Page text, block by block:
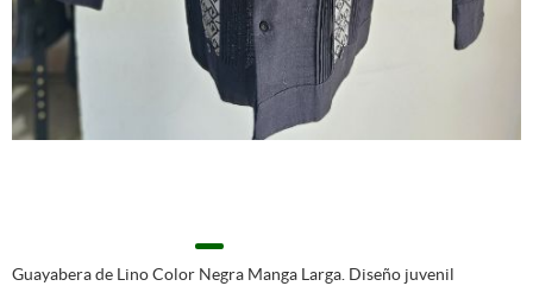
Guayabera de Lino Color Negra Manga Larga. Diseño juvenil